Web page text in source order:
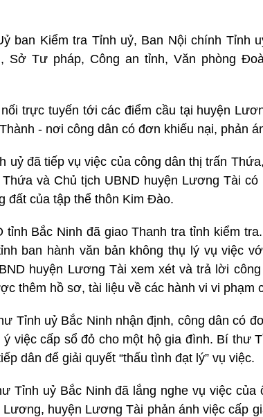
ban Kiểm tra Tỉnh uỷ, Ban Nội chính Tỉnh
Sở Tư pháp, Công an tỉnh, Văn phòng
trực tuyến tới các điểm cầu tại huyện
- nơi công dân có đơn khiếu nại, phản
uỷ đã tiếp vụ việc của công dân thị trấn
và Chủ tịch UBND huyện Lương Tài
đất của tập thể thôn Kim Đào.
tỉnh Bắc Ninh đã giao Thanh tra tỉnh kiểm
ban hành văn bản không thụ lý vụ việc
huyện Lương Tài xem xét và trả lời
thêm hồ sơ, tài liệu về các hành vi vi phạm
Tỉnh uỷ Bắc Ninh nhận định, công dân có
ý việc cấp sổ đỏ cho một hộ gia đình. Bí thư
dân để giải quyết “thấu tình đạt lý” vụ việc.
Tỉnh uỷ Bắc Ninh đã lắng nghe vụ việc
huyện Lương Tài phản ánh việc cấp